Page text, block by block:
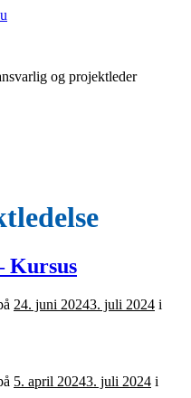
og projektleder
Kursus
24. juni 20243. juli 2024 i
5. april 20243. juli 2024 i